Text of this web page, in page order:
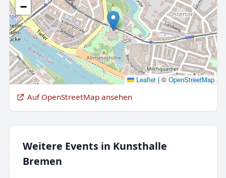
−
Leaflet |© OpenStreetMap
Auf OpenStreetMap ansehen
Weitere Events in Kunsthalle
Bremen